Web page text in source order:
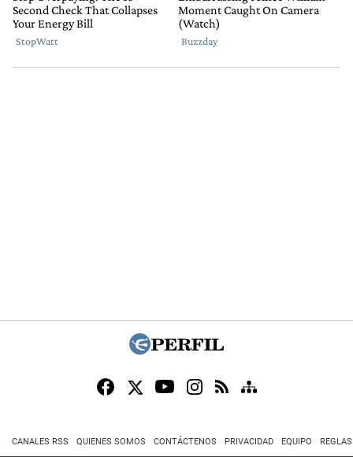
CANALES RSS QUIENES SOMOS CONTÁCTENOS PRIVACIDAD EQUIPO